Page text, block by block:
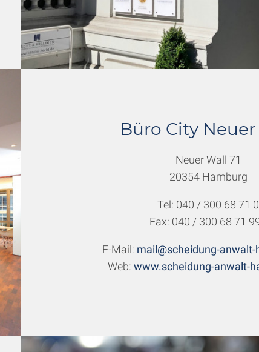
Büro City Neuer
Neuer Wall 71
20354 Hamburg
Tel: 040 / 300 68 71 0
Fax: 040 / 300 68 71
E-Mail: mail@scheidung-
Web: www.scheidung-anwalt-